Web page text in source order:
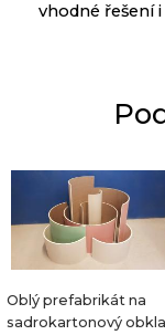
vhodné řešení
Oblý prefabrikát na
sadrokartonový